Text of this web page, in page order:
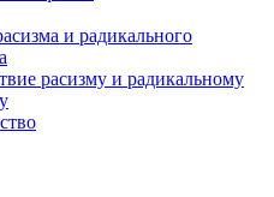
и радикального
расизму и радикальному